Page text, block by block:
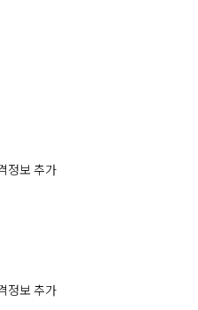
정보 추가
정보 추가